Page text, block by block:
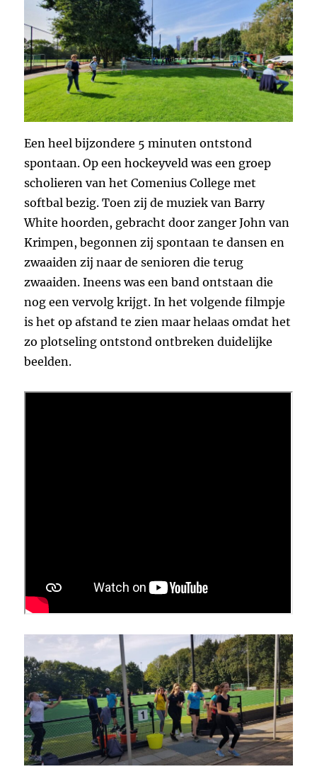
Een heel bijzondere 5 minuten ontstond
spontaan. Op een hockeyveld was een groep
scholieren van het Comenius College met
softbal bezig. Toen zij de muziek van Barry
White hoorden, gebracht door zanger John van
Krimpen, begonnen zij spontaan te dansen en
zwaaiden zij naar de senioren die terug
zwaaiden. Ineens was een band ontstaan die
nog een vervolg krijgt. In het volgende filmpje
is het op afstand te zien maar helaas omdat het
zo plotseling ontstond ontbreken duidelijke
beelden.